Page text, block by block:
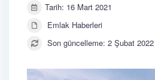
Tarih: 16 Mart 2021
Emlak Haberleri
Son güncelleme: 2 Şubat 2022